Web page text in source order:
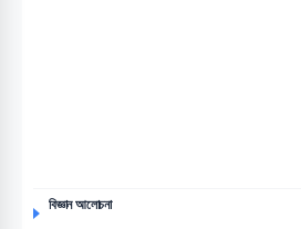
বিজ্ঞান আলোচনা